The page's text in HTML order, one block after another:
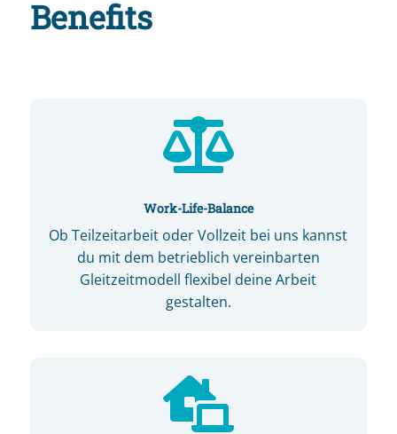
Benefits

Work-Life-Balance
Ob Teilzeitarbeit oder Vollzeit bei uns kannst
du mit dem betrieblich vereinbarten
Gleitzeitmodell flexibel deine Arbeit
gestalten.
